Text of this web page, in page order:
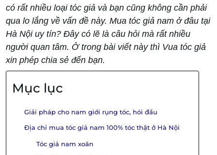
có rất nhiều loại tóc giả và bạn cũng không cần phải
qua lo lắng về vấn đề này. Mua tóc giả nam ở đâu tại
Hà Nội uy tín? Đây có lẽ là câu hỏi mà rất nhiều
người quan tâm. Ở trong bài viết này thì Vua tóc giả
xin phép chia sẻ đến bạn.
Mục lục
Giải pháp cho nam giới rụng tóc, hói đầu
Địa chỉ mua tóc giả nam 100% tóc thật ở Hà Nội
Tóc giả nam xoăn